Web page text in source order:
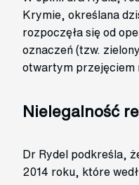
Krymie, określana
rozpoczęła się od
oznaczeń (tzw.
otwartym przejęciem
Nielegalność
Dr Rydel podkreśla,
2014 roku, które